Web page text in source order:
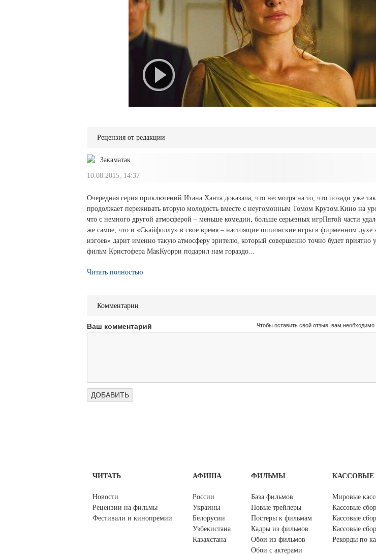
Рецензия от редакции
Закаматак
10.08.2015, 14:37
Очередная серия приключений Итана Ханта доказала, что несмотря на то, что позади уже
продолжает переживать вторую молодость вместе с неугомонным Томом Крузом.Кино на
что с немного другой атмосферой – меньше комедии, больше серьезных игрПятой части
же самое, что и «Скайфоллу» в свое время – настоящие шпионские игры в фирменном
изгоев» дарит именно такую атмосферу зрителю, который совершенно точно будет приятно
фильм Кристофера МакКуорри подарил нам гораздо...
Читать полностью
Комментарии
Ваш комментарий Чтобы оставить свой отзыв, вам необходимо
ЧИТАТЬ
Новости
Рецензии на фильмы
Фестивали и кинопремии
АФИША
России
Украины
Белорусии
Узбекистана
Казахстана
ФИЛЬМЫ
База фильмов
Новые трейлеры
Постеры к фильмам
Кадры из фильмов
Обои из фильмов
Обои с актерами
КАССОВЫЕ
Мировые
Кассовые
Кассовые
Кассовые
Рекорды по